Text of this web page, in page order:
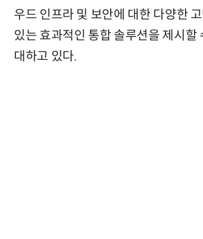
우드 인프라 및 보안에 대한 다양한
있는 효과적인 통합 솔루션을 제시할
대하고 있다.